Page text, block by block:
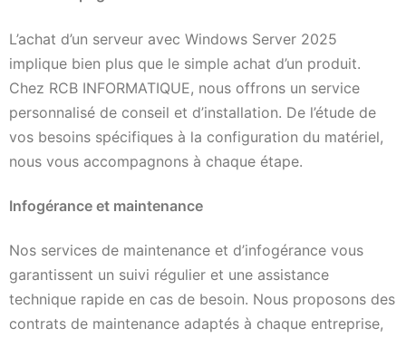
L’achat d’un serveur avec Windows Server 2025
implique bien plus que le simple achat d’un produit.
Chez RCB INFORMATIQUE, nous offrons un service
personnalisé de conseil et d’installation. De l’étude de
vos besoins spécifiques à la configuration du matériel,
nous vous accompagnons à chaque étape.
Infogérance et maintenance
Nos services de maintenance et d’infogérance vous
garantissent un suivi régulier et une assistance
technique rapide en cas de besoin. Nous proposons des
contrats de maintenance adaptés à chaque entreprise,